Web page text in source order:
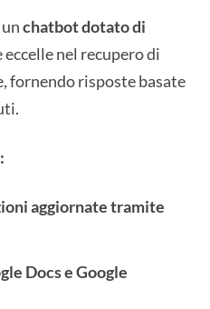
chatbot dotato di
eccelle nel recupero di
fornendo risposte basate
aggiornate tramite
Docs e Google